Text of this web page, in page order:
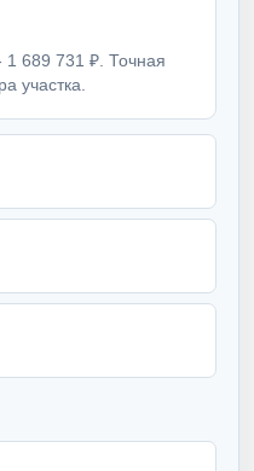
1 689 731 ₽. Точная
участка.